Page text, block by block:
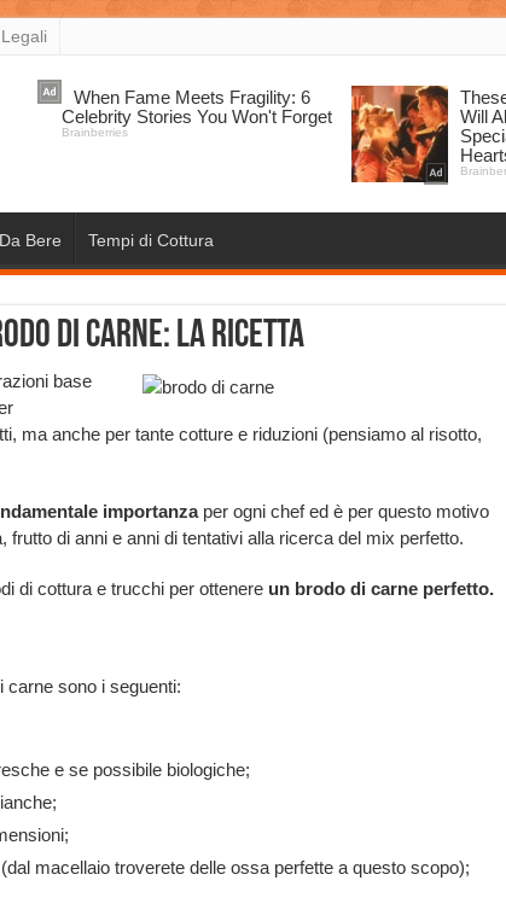
Da Bere Tempi di Cottura
di carne: la ricetta
base
ma anche per tante cotture e riduzioni (pensiamo al risotto,
importanzaper ogni chef ed è per questo motivo
frutto di anni e anni di tentativi alla ricerca del mix perfetto.
di cottura e trucchi per ottenere un brodo di carne perfetto.
carne sono i seguenti:
e se possibile biologiche;
macellaio troverete delle ossa perfette a questo scopo);